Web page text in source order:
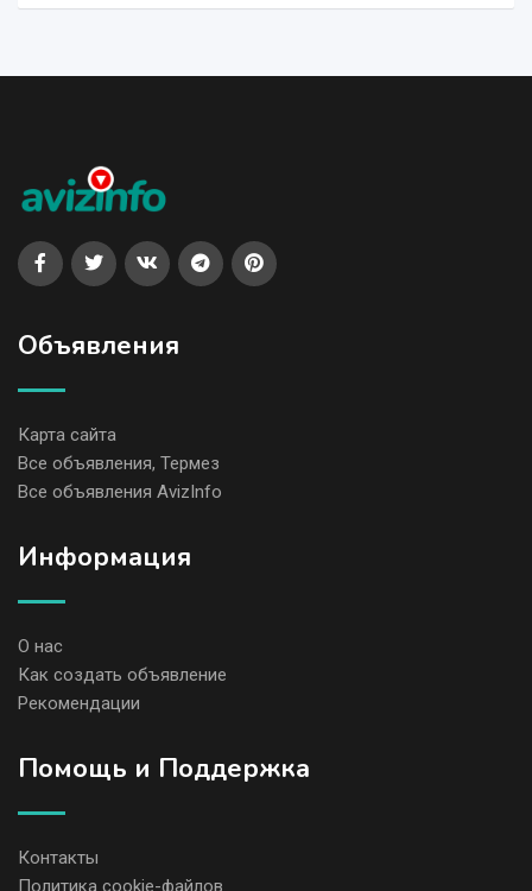
Объявления
Карта сайта
Все объявления, Термез
Все объявления AvizInfo
Информация
О нас
Как создать объявление
Рекомендации
Помощь и Поддержка
Контакты
Политика cookie-файлов